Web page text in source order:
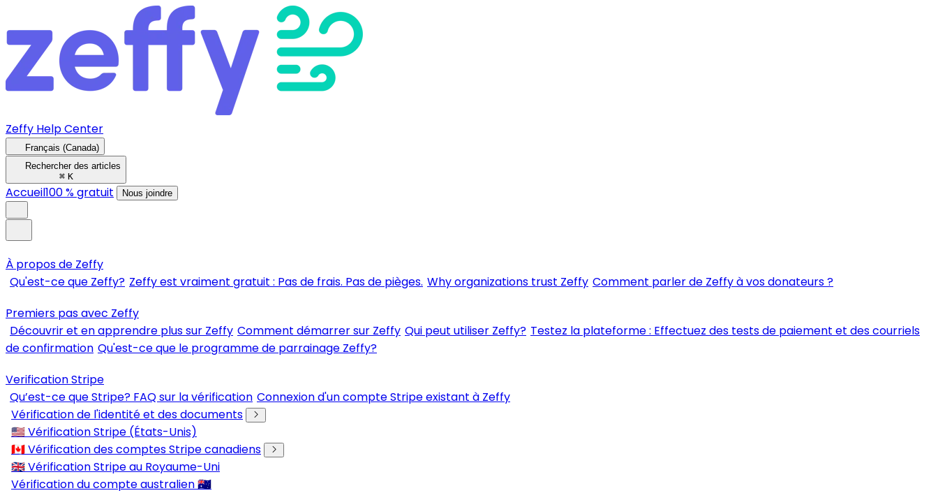
Zeffy Help Center
Français (Canada)
Rechercher des articles
⌘ K
Accueil100 % gratuit Nous joindre
À propos de Zeffy
Qu'est-ce que Zeffy? Zeffy est vraiment gratuit : Pas de frais. Pas de pièges. Why organizations trust Zeffy Comment parler de Zeffy à vos donateurs ?
Premiers pas avec Zeffy
Découvrir et en apprendre plus sur Zeffy Comment démarrer sur Zeffy Qui peut utiliser Zeffy? Testez la plateforme : Effectuez des tests de paiement et des courriels
de confirmation Qu'est-ce que le programme de parrainage Zeffy?
Verification Stripe
Qu’est-ce que Stripe? FAQ sur la vérification Connexion d'un compte Stripe existant à Zeffy
Vérification de l'identité et des documents
🇺🇸 Vérification Stripe (États-Unis)
🇨🇦 Vérification des comptes Stripe canadiens
🇬🇧 Vérification Stripe au Royaume-Uni
Vérification du compte australien 🇦🇺